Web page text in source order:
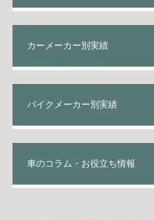
カーメーカー別実績
バイクメーカー別実績
車のコラム・お役立ち情報